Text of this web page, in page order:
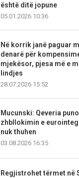
është ditë jopune
05.01.2026 10:36
Në korrik janë paguar
denarë për
mjekësor, pjesa më e
lindjes
28.07.2026 15:52
Mucunski: Qeveria
zhbllokimin e
nuk thuhen
03.08.2026 16:35
Regjistrohet tërmet në